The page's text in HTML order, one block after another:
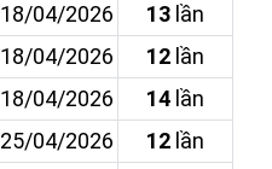
18/04/2026 13 lần
18/04/2026 12 lần
18/04/2026 14 lần
25/04/2026 12 lần